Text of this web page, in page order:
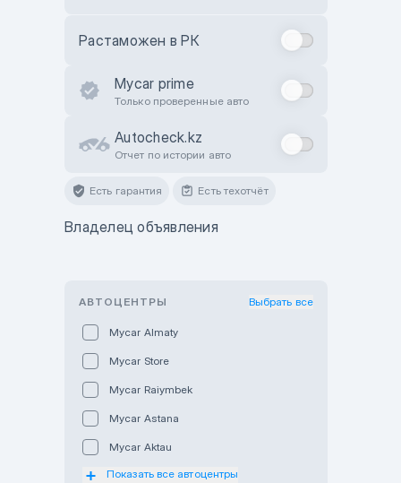
Растаможен в РК
Mycar prime
Только проверенные авто
Autocheck.kz
Отчет по истории авто
Есть гарантия Есть техотчёт
Владелец объявления
АВТОЦЕНТРЫ Выбрать все
Mycar Almaty
Mycar Store
Mycar Raiymbek
Mycar Astana
Mycar Aktau
Mycar Uralsk
Показать все автоцентры